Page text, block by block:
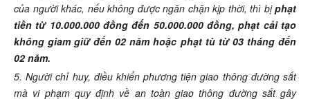
của người khác, nếu không được ngăn chặn kịp thời, thì bịphạt
tiền từ 10.000.000 đồng đến 50.000.000 đồng, phạt cải tạo
không giam giữ đến 02 năm hoặc phạt tù từ 03 tháng đến
02 năm.
5. Người chỉ huy, điều khiển phương tiện giao thông đường sắt
mà vi phạm quy định về an toàn giao thông đường sắt gây